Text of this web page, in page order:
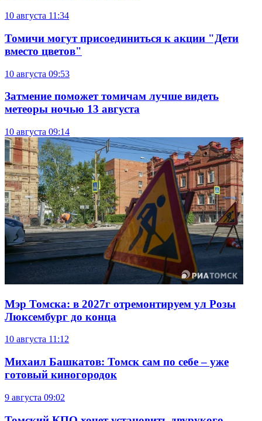
10 августа 11:34
Томичи могут присоединиться к акции "Дети
вместо цветов"
10 августа 09:53
Затмение поможет томичам лучше видеть
метеоры ночью 13 августа
10 августа 09:14
Мэр Томска: в 2027г отремонтируем ул Розы
Люксембург до конца
10 августа 11:12
Михаил Башкатов: Томск сам по себе – уже
готовый киногородок
9 августа 09:02